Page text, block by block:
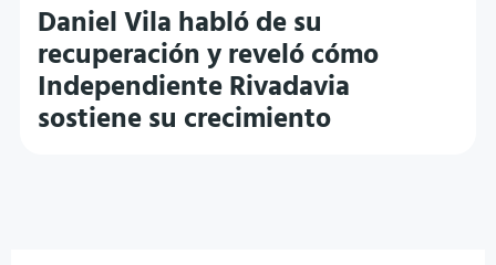
Daniel Vila habló de su
recuperación y reveló cómo
Independiente Rivadavia
sostiene su crecimiento